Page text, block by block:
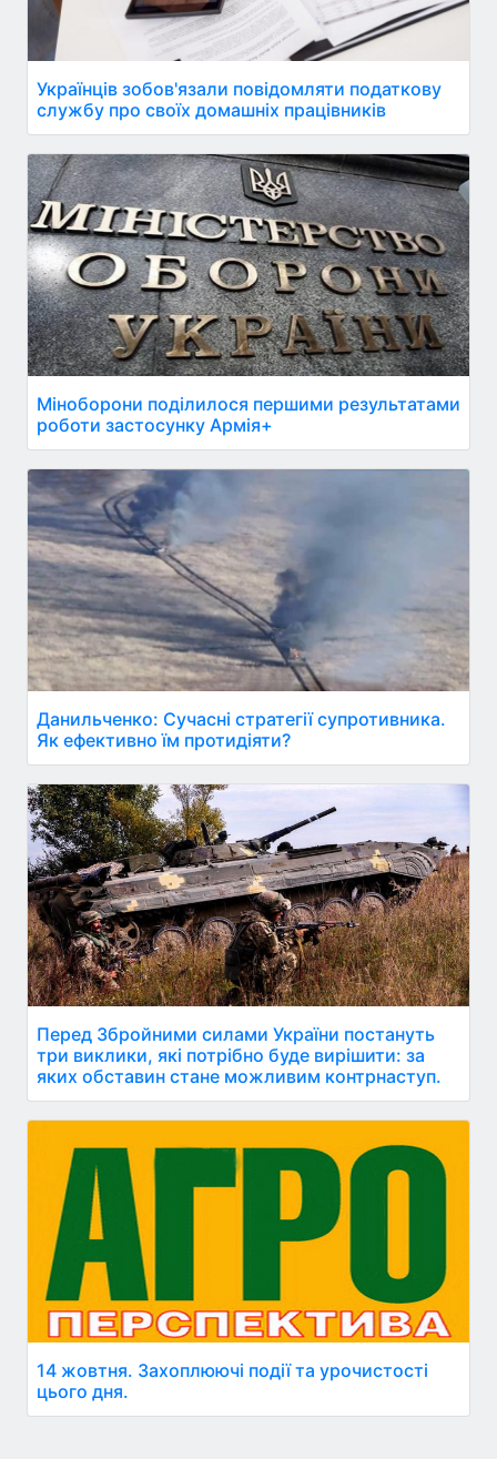
Українців зобов'язали повідомляти податкову
службу про своїх домашніх працівників
Міноборони поділилося першими результатами
роботи застосунку Армія+
Данильченко: Сучасні стратегії супротивника.
Як ефективно їм протидіяти?
Перед Збройними силами України постануть
три виклики, які потрібно буде вирішити: за
яких обставин стане можливим контрнаступ.
14 жовтня. Захоплюючі події та урочистості
цього дня.